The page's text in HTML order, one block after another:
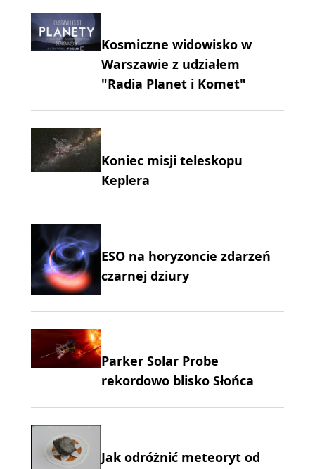
Kosmiczne widowisko w
Warszawie z udziałem
"Radia Planet i Komet"
Koniec misji teleskopu
Keplera
ESO na horyzoncie zdarzeń
czarnej dziury
Parker Solar Probe
rekordowo blisko Słońca
Jak odróżnić meteoryt od